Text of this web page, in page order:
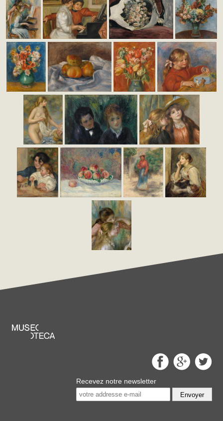
Recevez notre newsletter
Envoyer